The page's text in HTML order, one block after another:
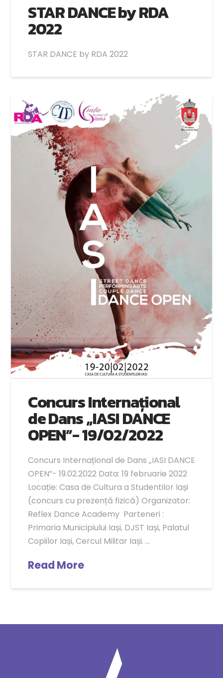
STAR DANCE by RDA
2022
STAR DANCE by RDA 2022
Concurs Internațional
de Dans „IASI DANCE
OPEN”- 19/02/2022
Concurs Internațional de Dans „IASI DANCE
OPEN”- 19.02.2022 Data: 19 februarie 2022
Locație: Casa de Cultura a Studentilor Iași
(concurs cu prezență fizică) Organizator:
Reflex Dance Academy Parteneri :
Primaria Municipiului Iași, DJST Iași, Palatul
Copiilor Iași, Cercul Militar Iași. …
Read More